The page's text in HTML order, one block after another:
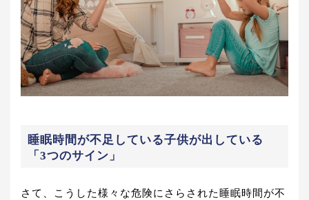
睡眠時間が不足している子供が出している
「3つのサイン」
さて、こうした様々な危険にさらされた睡眠時間が不